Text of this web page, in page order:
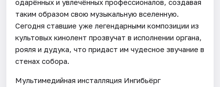
таким образом свою музыкальную вселенную.
Сегодня ставшие уже легендарными композиции из
культовых кинолент прозвучат в исполнении органа,
рояля и дудука, что придаст им чудесное звучание в
стенах собора.
Мультимедийная инсталляция Ингибьёрг